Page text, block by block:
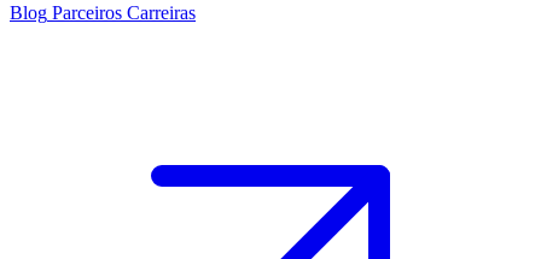
Blog Parceiros Carreiras